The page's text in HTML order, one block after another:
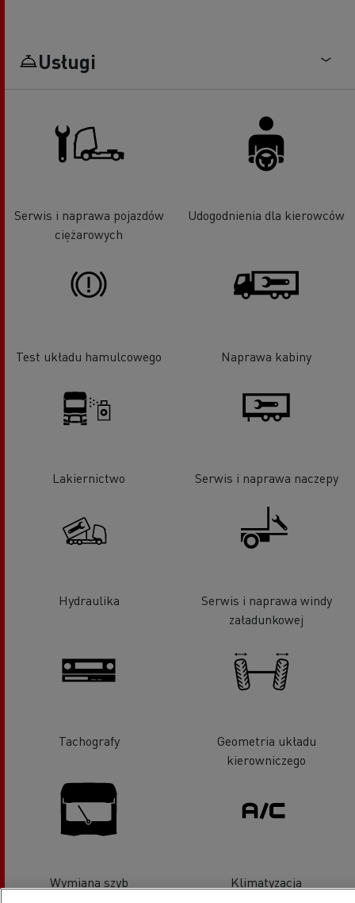
Usługi
Serwis i naprawa pojazdów
ciężarowych
Udogodnienia dla kierowców
Test układu hamulcowego Naprawa kabiny
Lakiernictwo Serwis i naprawa naczepy
Hydraulika
Serwis i naprawa windy
załadunkowej
Tachografy
Geometria układu
kierowniczego
Wymiana szyb Klimatyzacja